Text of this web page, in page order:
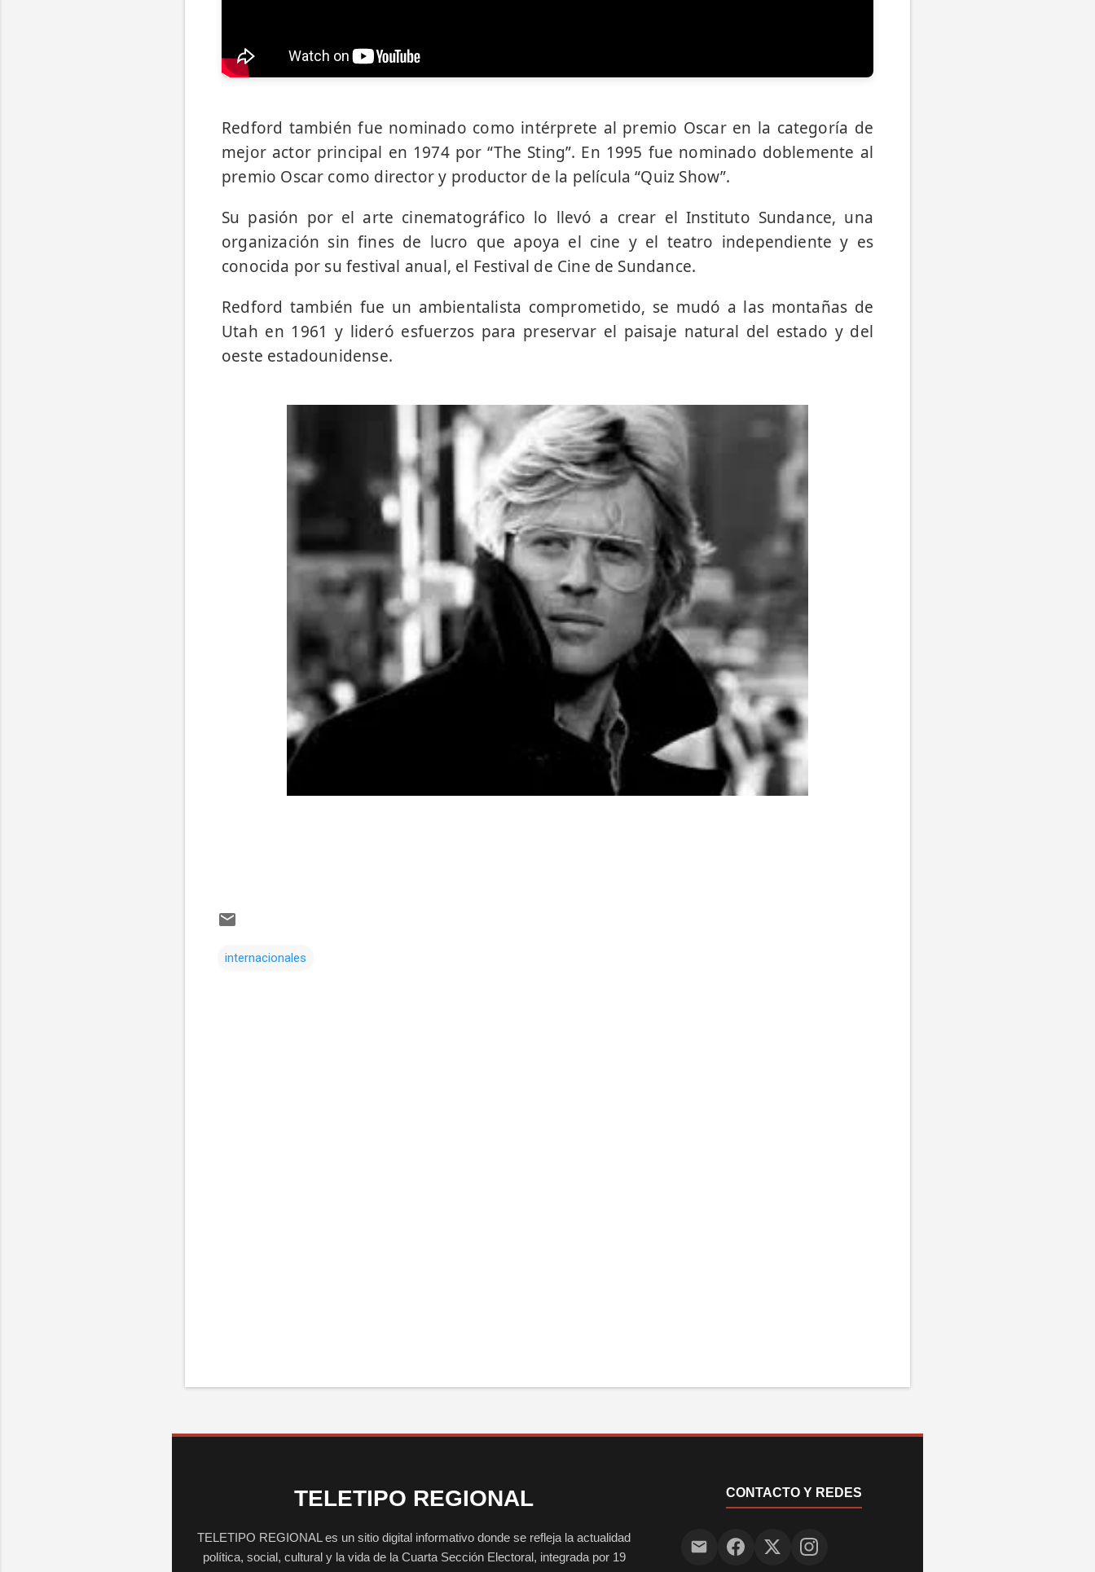
Redford también fue nominado como intérprete al premio Oscar en la categoría de
mejor actor principal en 1974 por “The Sting”. En 1995 fue nominado doblemente al
premio Oscar como director y productor de la película “Quiz Show”.
Su pasión por el arte cinematográfico lo llevó a crear el Instituto Sundance, una
organización sin fines de lucro que apoya el cine y el teatro independiente y es
conocida por su festival anual, el Festival de Cine de Sundance.
Redford también fue un ambientalista comprometido, se mudó a las montañas de
Utah en 1961 y lideró esfuerzos para preservar el paisaje natural del estado y del
oeste estadounidense.
internacionales
TELETIPO REGIONAL
TELETIPO REGIONAL es un sitio digital informativo donde se refleja la actualidad
política, social, cultural y la vida de la Cuarta Sección Electoral, integrada por 19
CONTACTO Y REDES